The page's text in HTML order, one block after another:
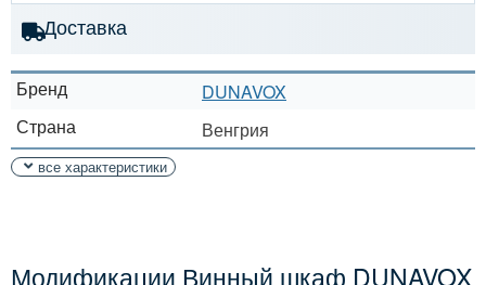
Бренд
DUNAVOX
Страна
Венгрия
все характеристики
Доставка
Модификации Винный шкаф DUNAVOX